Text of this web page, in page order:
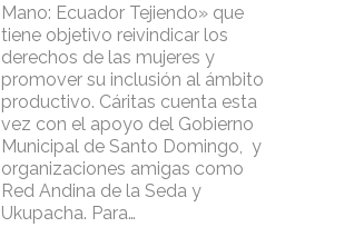
Mano: Ecuador Tejiendo» que
tiene objetivo reivindicar los
derechos de las mujeres y
promover su inclusión al ámbito
productivo. Cáritas cuenta esta
vez con el apoyo del Gobierno
Municipal de Santo Domingo, y
organizaciones amigas como
Red Andina de la Seda y
Ukupacha. Para…